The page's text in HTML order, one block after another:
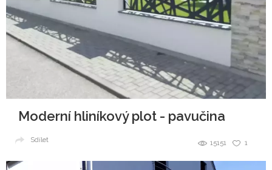
Moderní hliníkový plot - pavučina
1
15151
Sdílet